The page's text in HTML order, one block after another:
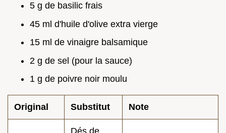
5 g de basilic frais
45 ml d'huile d'olive extra vierge
15 ml de vinaigre balsamique
2 g de sel (pour la sauce)
1 g de poivre noir moulu
Original Substitut Note